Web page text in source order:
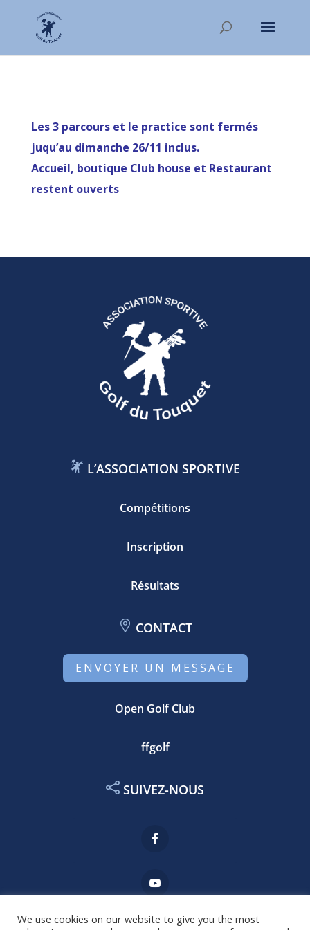
Les 3 parcours et le practice sont fermés
juqu’au dimanche 26/11 inclus.
Accueil, boutique Club house et Restaurant
restent ouverts
L’ASSOCIATION SPORTIVE
Compétitions
Inscription
Résultats
CONTACT
ENVOYER UN MESSAGE
Open Golf Club
ffgolf
SUIVEZ-NOUS
We use cookies on our website to give you the most